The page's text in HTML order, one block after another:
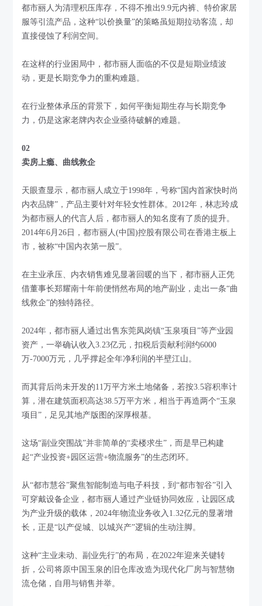
都市丽人为清理积压库存，不得不推出9.9元内裤、特价家居
服等引流产品，这种“以价换量”的策略虽短期拉动客流，却
直接侵蚀了利润空间。
在这样的行业困局中，都市丽人面临的不仅是短期业绩波
动，更是长期竞争力的重构难题。
在行业整体承压的背景下，如何平衡短期生存与长期竞争
力，仍是这家老牌内衣企业亟待破解的难题。
02
卖房上瘾、曲线救企
天眼查显示，都市丽人成立于1998年，号称“国内首家快时尚
内衣品牌”，产品主要针对年轻女性群体。2012年，林志玲成
为都市丽人的代言人后，都市丽人的知名度有了质的提升。
2014年6月26日，都市丽人(中国)控股有限公司在香港主板上
市，被称“中国内衣第一股”。
在主业承压、内衣销售难见显著回暖的当下，都市丽人正凭
借董事长郑耀南十年前便悄然布局的地产副业，走出一条“曲
线救企”的独特路径。
2024年，都市丽人通过出售东莞凤岗镇“玉泉项目”等产业园
资产，一举确认收入3.23亿元，扣税后贡献利润约6000
万-7000万元，几乎撑起全年净利润的半壁江山。
而其背后尚未开发的11万平方米土地储备，若按3.5容积率计
算，潜在建筑面积高达38.5万平方米，相当于再造两个“玉泉
项目”，足见其地产版图的深厚根基。
这场“副业突围战”并非简单的“卖楼求生”，而是早已构建
起“产业投资+园区运营+物流服务”的生态闭环。
从“都市慧谷”聚焦智能制造与电子科技，到“都市智谷”引入
可穿戴设备企业，都市丽人通过产业链协同效应，让园区成
为产业升级的载体，2024年物流业务收入1.32亿元的显著增
长，正是“以产促城、以城兴产”逻辑的生动注脚。
这种“主业未动、副业先行”的布局，在2022年迎来关键转
折，公司将原中国玉泉的旧仓库改造为现代化厂房与智慧物
流仓储，自用与销售并举。